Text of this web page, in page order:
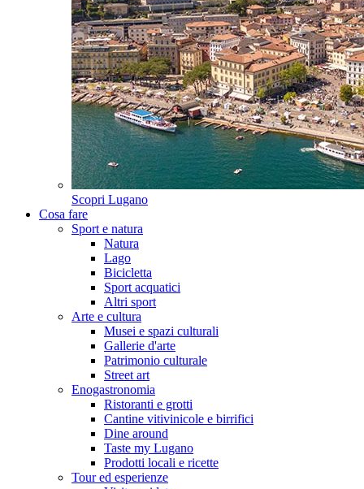
Scopri Lugano
Cosa fare
Sport e natura
Natura
Lago
Bicicletta
Sport acquatici
Altri sport
Arte e cultura
Musei e spazi culturali
Gallerie d'arte
Patrimonio culturale
Street art
Enogastronomia
Ristoranti e grotti
Cantine vitivinicole e birrifici
Dine around
Taste my Lugano
Prodotti locali e ricette
Tour ed esperienze